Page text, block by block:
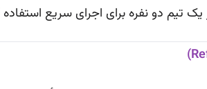
یک تیم دو نفره برای اجرای سریع استفاده